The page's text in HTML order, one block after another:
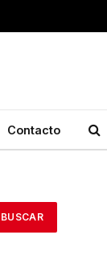
Contacto